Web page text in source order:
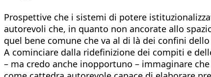
Prospettive che i sistemi di potere
autorevoli che, in quanto non ancorate allo
quel bene comune che va al di là dei confini
A cominciare dalla ridefinizione dei compiti e
– ma credo anche inopportuno – immaginare